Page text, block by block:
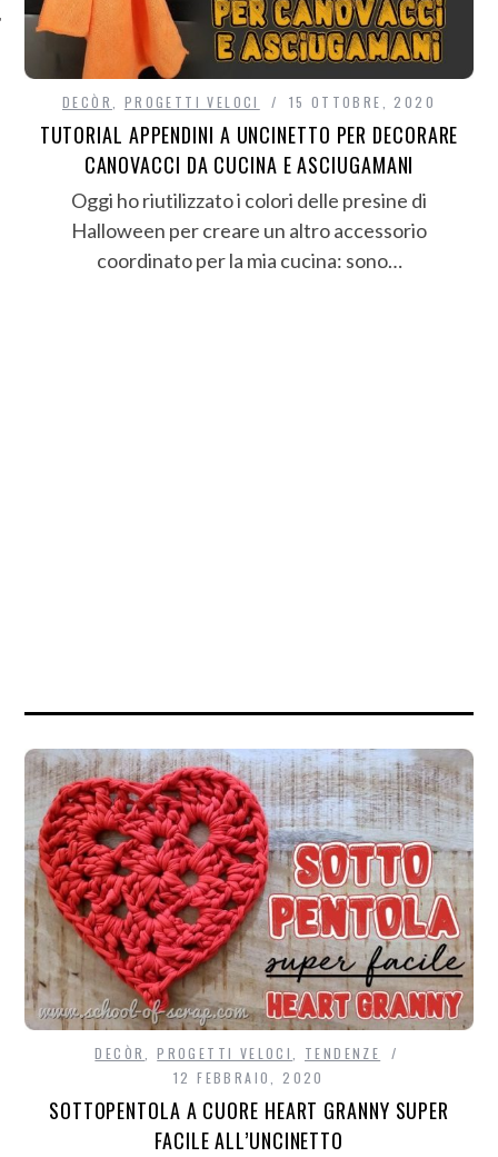
DECÒR, PROGETTI VELOCI 15 OTTOBRE, 2020
TUTORIAL APPENDINI A UNCINETTO PER DECORARE
CANOVACCI DA CUCINA E ASCIUGAMANI
Oggi ho riutilizzato i colori delle presine di
Halloween per creare un altro accessorio
coordinato per la mia cucina: sono…
DECÒR ,PROGETTI VELOCI
TENDENZE
12 FEBBRAIO, 2020
SOTTOPENTOLA A CUORE HEART GRANNY SUPER
FACILE ALL’UNCINETTO